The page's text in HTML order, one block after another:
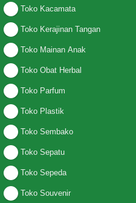
Toko Kacamata
Toko Kerajinan Tangan
Toko Mainan Anak
Toko Obat Herbal
Toko Parfum
Toko Plastik
Toko Sembako
Toko Sepatu
Toko Sepeda
Toko Souvenir